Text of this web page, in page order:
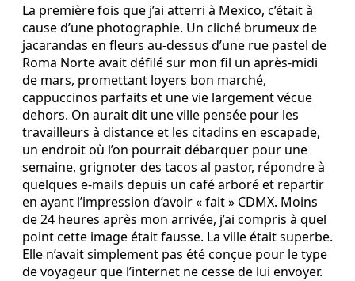
La première fois que j’ai atterri à Mexico, c’était à
cause d’une photographie. Un cliché brumeux de
jacarandas en fleurs au-dessus d’une rue pastel de
Roma Norte avait défilé sur mon fil un après-midi
de mars, promettant loyers bon marché,
cappuccinos parfaits et une vie largement vécue
dehors. On aurait dit une ville pensée pour les
travailleurs à distance et les citadins en escapade,
un endroit où l’on pourrait débarquer pour une
semaine, grignoter des tacos al pastor, répondre à
quelques e-mails depuis un café arboré et repartir
en ayant l’impression d’avoir « fait » CDMX. Moins
de 24 heures après mon arrivée, j’ai compris à quel
point cette image était fausse. La ville était superbe.
Elle n’avait simplement pas été conçue pour le type
de voyageur que l’internet ne cesse de lui envoyer.